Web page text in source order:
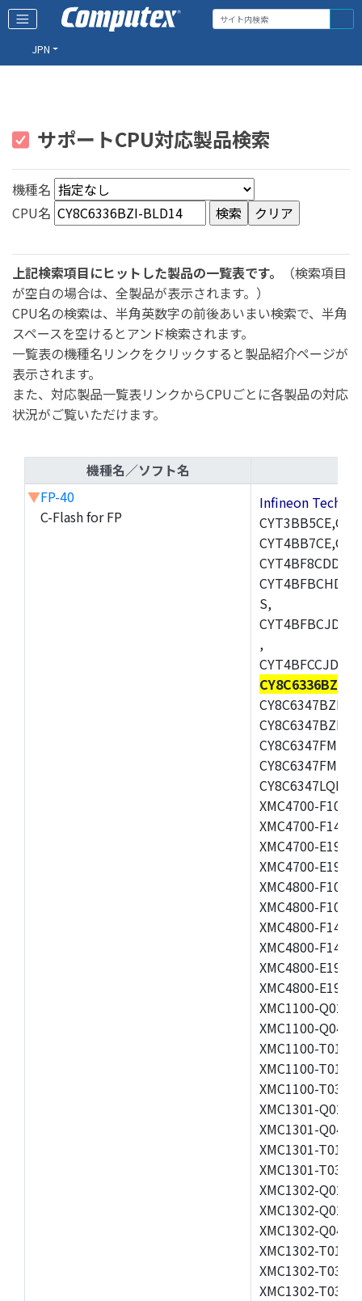
JPN
サポートCPU対応製品検索
機種名
CPU名
上記検索項目にヒットした製品の一覧表です。
（検索項目
が空白の場合は、全製品が表示されます。）
CPU名の検索は、半角英数字の前後あいまい検索で、半角
スペースを空けるとアンド検索されます。
一覧表の機種名リンクをクリックすると製品紹介ページが
表示されます。
また、対応製品一覧表リンクからCPUごとに各製品の対応
状況がご覧いただけます。
機種名／ソフト名
▼FP-40
C-Flash for FP
Infineon
S,
,
CY8C6336BZI-
CY8C6347BZI-
CY8C6347BZI-
CY8C6347FMI-
CY8C6347FMI-
CY8C6347LQI-
XMC4700-
XMC4700-
XMC4700-
XMC4700-
XMC4800-
XMC4800-
XMC4800-
XMC4800-
XMC4800-
XMC4800-
XMC1100-
XMC1100-
XMC1100-
XMC1100-
XMC1100-
XMC1301-
XMC1301-
XMC1301-
XMC1301-
XMC1302-
XMC1302-
XMC1302-
XMC1302-
XMC1302-
XMC1302-